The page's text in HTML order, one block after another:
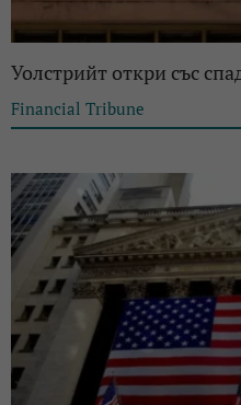
Уолстрийт откри със
Financial Tribune